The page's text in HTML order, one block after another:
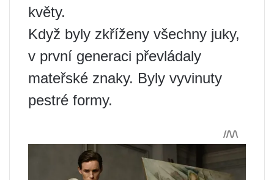
květy.
Když byly zkříženy všechny juky,
v první generaci převládaly
mateřské znaky. Byly vyvinuty
pestré formy.